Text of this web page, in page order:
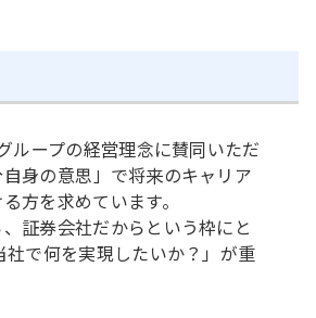
ループの経営理念に賛同いただ
身の意思」で将来のキャリア
方を求めています。
証券会社だからという枠にと
社で何を実現したいか？」が重